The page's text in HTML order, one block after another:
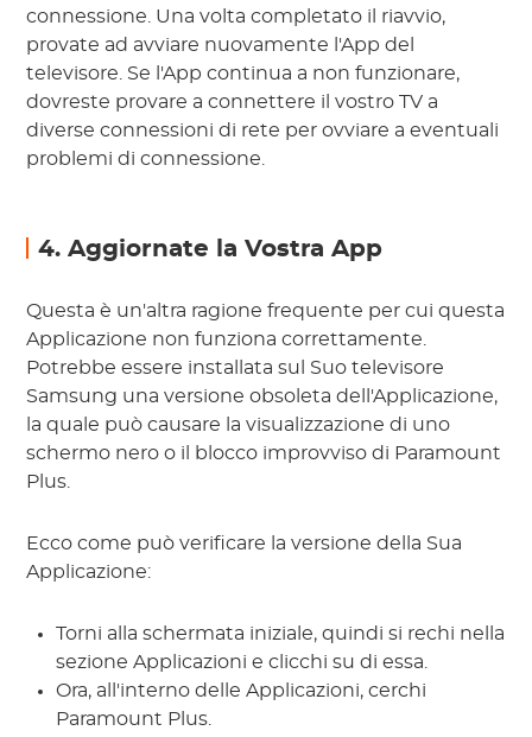
connessione. Una volta completato il riavvio,
provate ad avviare nuovamente l'App del
televisore. Se l'App continua a non funzionare,
dovreste provare a connettere il vostro TV a
diverse connessioni di rete per ovviare a eventuali
problemi di connessione.
4. Aggiornate la Vostra App
Questa è un'altra ragione frequente per cui questa
Applicazione non funziona correttamente.
Potrebbe essere installata sul Suo televisore
Samsung una versione obsoleta dell'Applicazione,
la quale può causare la visualizzazione di uno
schermo nero o il blocco improvviso di Paramount
Plus.
Ecco come può verificare la versione della Sua
Applicazione:
Torni alla schermata iniziale, quindi si rechi nella
sezione Applicazioni e clicchi su di essa.
Ora, all'interno delle Applicazioni, cerchi
Paramount Plus.